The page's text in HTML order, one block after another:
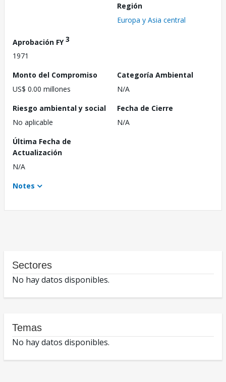
Región
Europa y Asia central
Aprobación FY3
1971
Monto del Compromiso
US$ 0.00 millones
Categoría Ambiental
N/A
Riesgo ambiental y social
No aplicable
Fecha de Cierre
N/A
Última Fecha de
Actualización
N/A
Notes
Sectores
No hay datos disponibles.
Temas
No hay datos disponibles.